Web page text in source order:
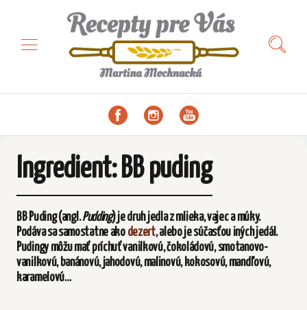
Ingredient: BB puding
BB Puding(angl.Pudding) je druh jedla z mlieka, vajec a múky.
Podáva sa samostatne ako dezert, alebo je súčasťou iných jedál.
Pudingy môžu mať príchuť vanilkovú, čokoládovú, smotanovo-
vanilkovú, banánovú, jahodovú, malinovú, kokosovú, mandľovú,
karamelovú…